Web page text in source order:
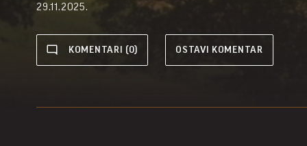
29.11.2025.
KOMENTARI (0) OSTAVI KOMENTAR